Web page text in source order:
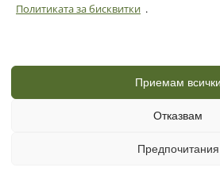
Политиката за бисквитки .
Приемам всички
Отказвам
Предпочитания
Powered by
📞 Обади се